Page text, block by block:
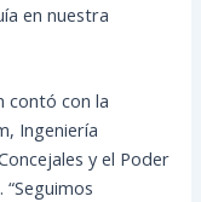
en nuestra
contó con la
Ingeniería
y el Poder